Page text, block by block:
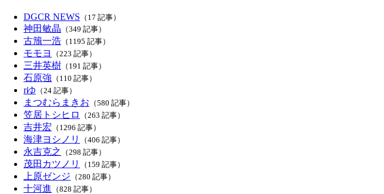
DGCR NEWS （17 記事）
神田敏晶 （349 記事）
古籏一浩 （1195 記事）
モモヨ （223 記事）
三井英樹 （191 記事）
石原強 （110 記事）
rゆ （24 記事）
まつむらまきお （580 記事）
笠居トシヒロ （263 記事）
吉井宏 （1296 記事）
海津ヨシノリ （406 記事）
永吉克之 （298 記事）
茂田カツノリ （159 記事）
上原ゼンジ （280 記事）
十河進 （828 記事）